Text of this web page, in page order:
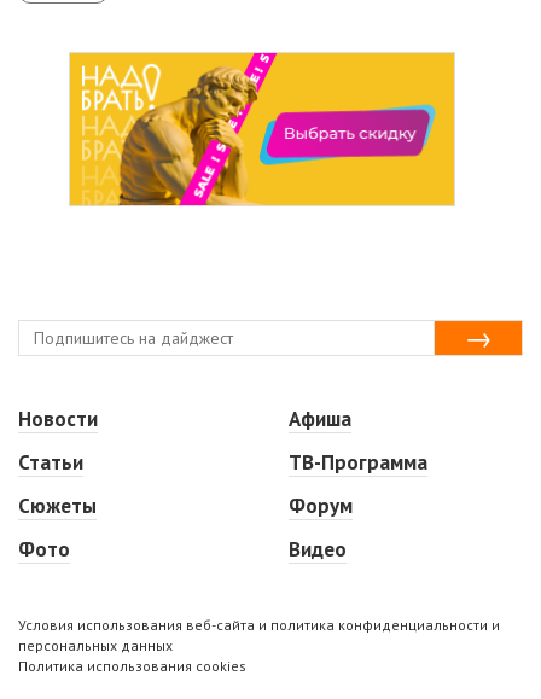
Новости
Статьи
Сюжеты
Фото
Афиша
ТВ-Программа
Форум
Видео
Условия использования веб-сайта и политика конфиденциальности и
персональных данных
Политика использования cookies